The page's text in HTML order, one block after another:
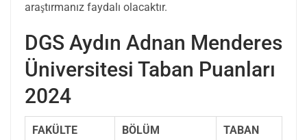
araştırmanız faydalı olacaktır.
DGS Aydın Adnan Menderes
Üniversitesi Taban Puanları
2024
FAKÜLTE BÖLÜM TABAN